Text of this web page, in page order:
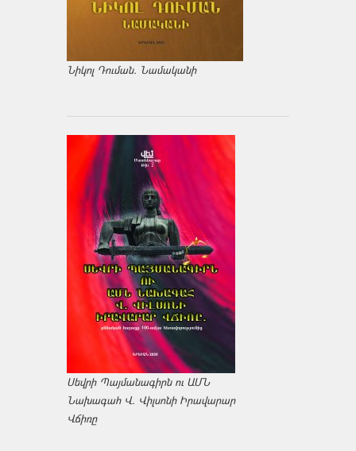
Նիկոլ Դուման. Նամականի
Սեվրի Պայմանագիրն ու ԱՄՆ
Նախագահ Վ. Վիլսոնի Իրավարար
Վճիռը